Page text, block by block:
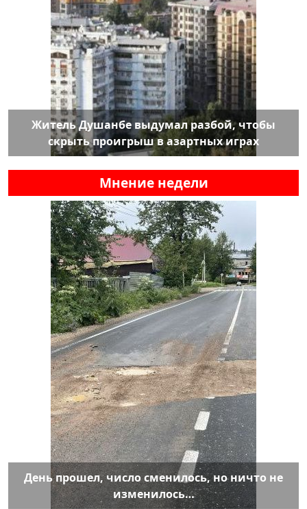
Житель Душанбе выдумал разбой, чтобы
скрыть проигрыш в азартных играх
Мнение недели
День прошел, число сменилось, но ничто не
изменилось…